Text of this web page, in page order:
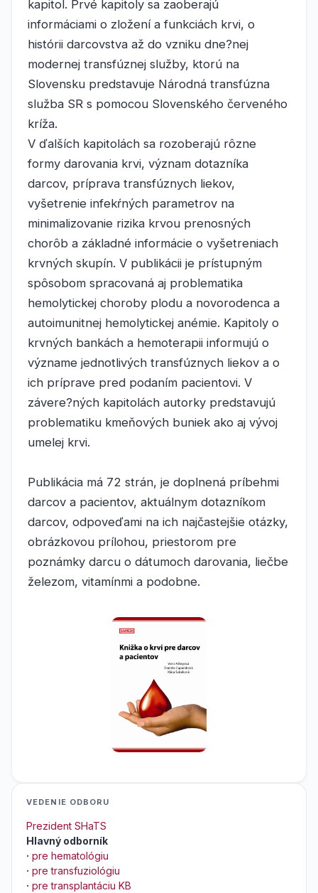
kapitol. Prvé kapitoly sa zaoberajú
informáciami o zložení a funkciách krvi, o
histórii darcovstva až do vzniku dne?nej
modernej transfúznej služby, ktorú na
Slovensku predstavuje Národná transfúzna
služba SR s pomocou Slovenského červeného
kríža.
V ďalších kapitolách sa rozoberajú rôzne
formy darovania krvi, význam dotazníka
darcov, príprava transfúznych liekov,
vyšetrenie infekŕných parametrov na
minimalizovanie rizika krvou prenosných
chorôb a základné informácie o vyšetreniach
krvných skupín. V publikácii je prístupným
spôsobom spracovaná aj problematika
hemolytickej choroby plodu a novorodenca a
autoimunitnej hemolytickej anémie. Kapitoly o
krvných bankách a hemoterapii informujú o
význame jednotlivých transfúznych liekov a o
ich príprave pred podaním pacientovi. V
závere?ných kapitolách autorky predstavujú
problematiku kmeňových buniek ako aj vývoj
umelej krvi.
Publikácia má 72 strán, je doplnená príbehmi
darcov a pacientov, aktuálnym dotazníkom
darcov, odpoveďami na ich najčastejšie otázky,
obrázkovou prílohou, priestorom pre
poznámky darcu o dátumoch darovania, liečbe
železom, vitamínmi a podobne.
VEDENIE ODBORU
Prezident SHaTS
Hlavný odborník
· pre hematológiu
· pre transfuziológiu
· pre transplantáciu KB